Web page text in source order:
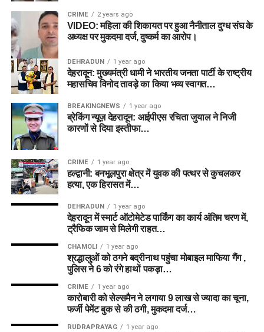
CRIME 2 years ago
VIDEO: महिला की शिकायत पर हुआ नैनीताल दुग्ध संघ के
अध्यक्ष पर मुकदमा दर्ज, दुष्कर्म का आरोप।
DEHRADUN 1 year ago
देहरादून: मुख्यमंत्री धामी ने भारतीय जनता पार्टी के राष्ट्रीय
महासचिव विनोद तावड़े का किया भव्य स्वागत…
BREAKINGNEWS 1 year ago
ब्रेकिंग न्यूज़ देहरादून: आईपीएस रचिता जुयाल ने निजी
कारणों से दिया इस्तीफा…
CRIME 1 year ago
हल्द्वानी: बनभूलपुरा क्षेत्र में युवक की पत्थर से कुचलकर
हत्या, एक हिरासत में…
DEHRADUN 1 year ago
देहरादून में स्मार्ट ऑटोमेटेड पार्किंग का कार्य अंतिम चरण में,
ट्रैफिक जाम से मिलेगी राहत…
CHAMOLI 1 year ago
श्रद्धालुओं को ठगने बद्रीनाथ पहुंचा मोबाइल माफिया गैंग ,
पुलिस ने 6 को रंगे हाथों पकड़ा…
CRIME 1 year ago
कारोबारी को सेल्समैन ने लगाया 9 लाख से ज्यादा का चूना,
फर्जी पेमेंट बुक से की ठगी, मुकदमा दर्ज…
RUDRAPRAYAG 1 year ago